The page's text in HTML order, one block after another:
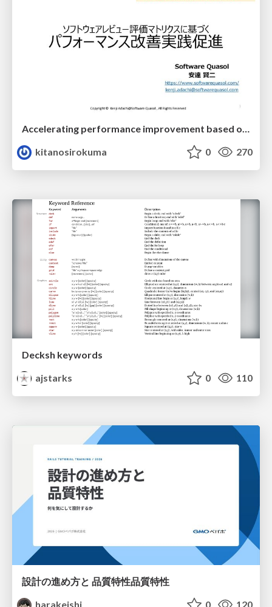
Accelerating performance improvement based on a software review evaluation matrix
kitanosirokuma
0 270
Decksh keywords
ajstarks
0 110
設計の進め方と 品質特性品質特性
harakeishi
0 120